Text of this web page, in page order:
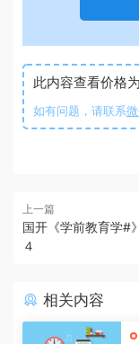
此内容查看价格为
如有问题，请联系
上一篇
国开《学前教育学#
４
相关内容